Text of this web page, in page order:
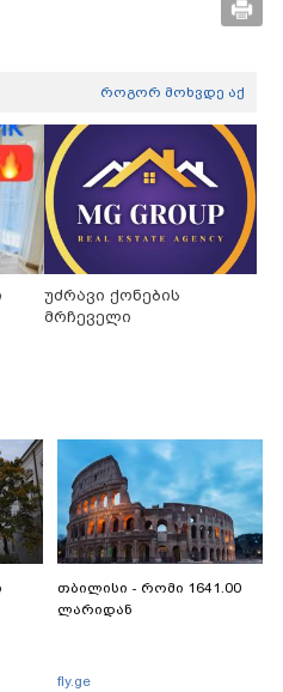
როგორ მოხვდე აქ
უძრავი ქონების
მრჩეველი
თბილისი - რომი 1641.00
ლარიდან
fly.ge